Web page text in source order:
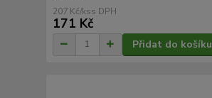
207 Kč/ks
171 Kč
Přidat do košíku